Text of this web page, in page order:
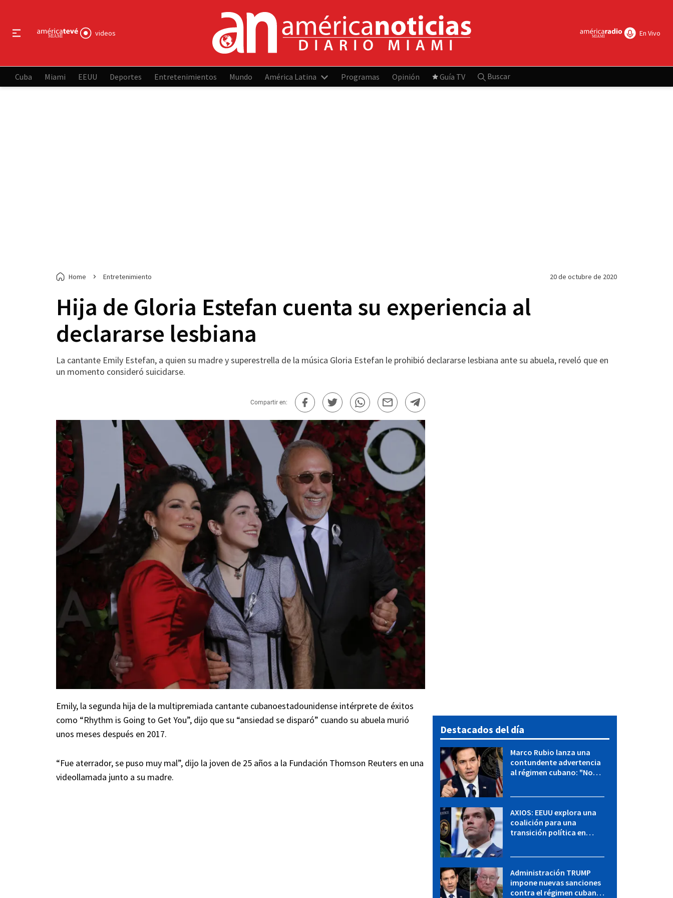
videos En Vivo
Cuba Miami EEUU Deportes Entretenimientos Mundo América Latina Programas Opinión Guía TV Buscar
Home Entretenimiento 20 de octubre de 2020
Hija de Gloria Estefan cuenta su experiencia al
declararse lesbiana
La cantante Emily Estefan, a quien su madre y superestrella de la música Gloria Estefan le prohibió declararse lesbiana ante su abuela, reveló que en
un momento consideró suicidarse.
Compartir en:
Emily, la segunda hija de la multipremiada cantante cubanoestadounidense intérprete de éxitos
como “Rhythm is Going to Get You”, dijo que su “ansiedad se disparó” cuando su abuela murió
unos meses después en 2017.
“Fue aterrador, se puso muy mal”, dijo la joven de 25 años a la Fundación Thomson Reuters en una
videollamada junto a su madre.
Destacados del día
Marco Rubio lanza una
contundente advertencia
al régimen cubano: "No
AXIOS: EEUU explora una
coalición para una
transición política en
Administración TRUMP
impone nuevas sanciones
contra el régimen cubano: